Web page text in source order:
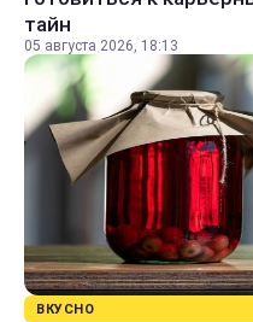
тайн
05 августа 2026, 18:13
ВКУСНО